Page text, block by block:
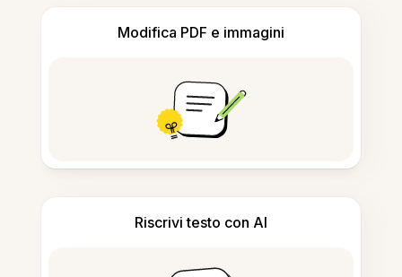
Modifica PDF e immagini
Riscrivi testo con AI